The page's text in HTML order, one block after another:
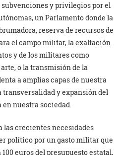
y privilegios por el
un Parlamento donde la
reserva de recursos de
el campo militar, la exaltación
y de los militares como
o la transmisión de la
a amplias capas de nuestra
transversalidad y expansión del
nuestra sociedad.
las crecientes necesidades
político por un gasto militar que
100 euros del presupuesto estatal,